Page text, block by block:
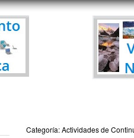
Categoría: Actividades de